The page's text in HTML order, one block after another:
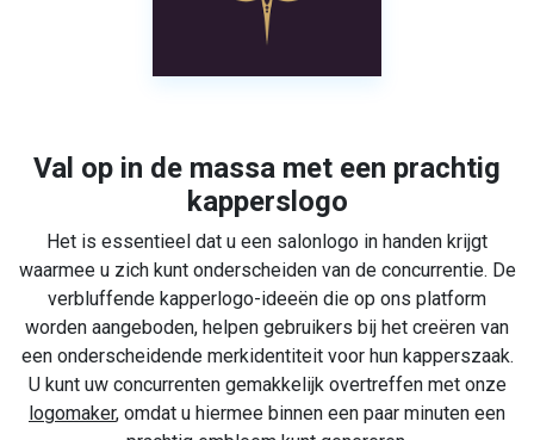
Val op in de massa met een prachtig
kapperslogo
Het is essentieel dat u een salonlogo in handen krijgt
waarmee u zich kunt onderscheiden van de concurrentie. De
verbluffende kapperlogo-ideeën die op ons platform
worden aangeboden, helpen gebruikers bij het creëren van
een onderscheidende merkidentiteit voor hun kapperszaak.
U kunt uw concurrenten gemakkelijk overtreffen met onze
logomaker, omdat u hiermee binnen een paar minuten een